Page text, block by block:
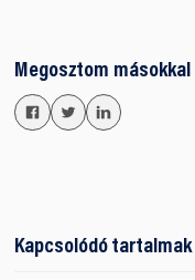
Megosztom másokkal
Kapcsolódó tartalmak